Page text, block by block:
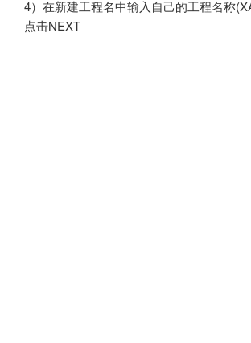
4）在新建工程名中输入自己的工程名称
点击NEXT